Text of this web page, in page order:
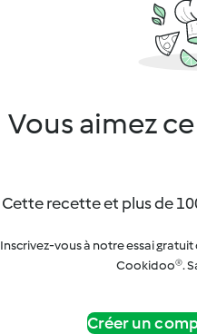
Vous aimez
Cette recette et plus de
Inscrivez-vous à notre essai
Cookidoo®.
Créer un